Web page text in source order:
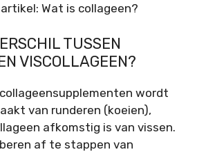
Wat is collageen?
TUSSEN
VISCOLLAGEEN?
wordt
van runderen (koeien),
afkomstig is van vissen.
af te stappen van